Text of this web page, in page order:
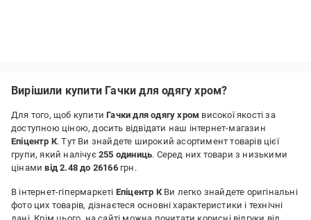
Вирішили купити Гачки для одягу хром?
Для того, щоб купитиГачки для одягу хром високої якості за
доступною ціною, досить відвідати наш інтернет-магазин
Епіцентр К. Тут Ви знайдете широкий асортимент товарів цієї
групи, який налічує 255 одиниць. Серед них товари з низькими
цінамивід 2.48 до 26166грн.
В інтернет-гіпермаркеті Епіцентр КВи легко знайдете оригінальні
фото цих товарів, дізнаєтеся основні характеристики і технічні